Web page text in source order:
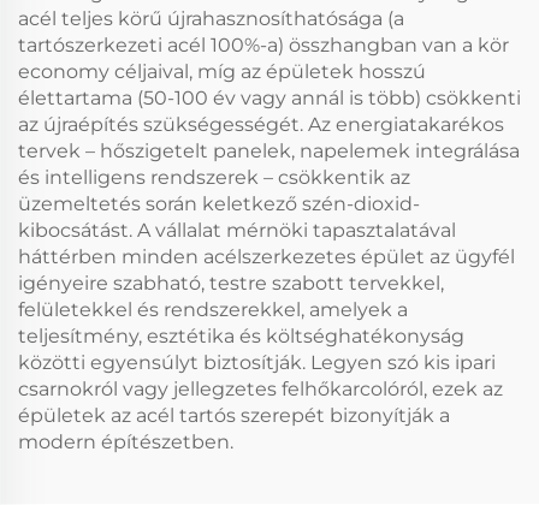
acél teljes körű újrahasznosíthatósága (a
tartószerkezeti acél 100%-a) összhangban van a kör
economy céljaival, míg az épületek hosszú
élettartama (50-100 év vagy annál is több) csökkenti
az újraépítés szükségességét. Az energiatakarékos
tervek – hőszigetelt panelek, napelemek integrálása
és intelligens rendszerek – csökkentik az
üzemeltetés során keletkező szén-dioxid-
kibocsátást. A vállalat mérnöki tapasztalatával
háttérben minden acélszerkezetes épület az ügyfél
igényeire szabható, testre szabott tervekkel,
felületekkel és rendszerekkel, amelyek a
teljesítmény, esztétika és költséghatékonyság
közötti egyensúlyt biztosítják. Legyen szó kis ipari
csarnokról vagy jellegzetes felhőkarcolóról, ezek az
épületek az acél tartós szerepét bizonyítják a
modern építészetben.